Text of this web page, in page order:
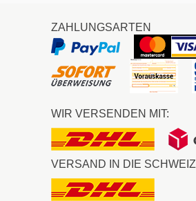
ZAHLUNGSARTEN
WIR VERSENDEN MIT:
VERSAND IN DIE SCHWEIZ